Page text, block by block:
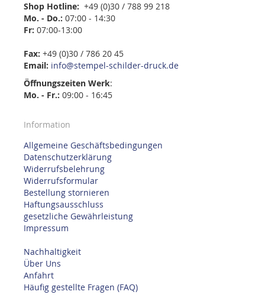
Shop Hotline: +49 (0)30 / 788 99 218
Mo. - Do.: 07:00 - 14:30
Fr: 07:00-13:00
Fax: +49 (0)30 / 786 20 45
Email: info@stempel-schilder-druck.de
Öffnungszeiten Werk:
Mo. - Fr.: 09:00 - 16:45
Information
Allgemeine Geschäftsbedingungen
Datenschutzerklärung
Widerrufsbelehrung
Widerrufsformular
Bestellung stornieren
Haftungsausschluss
gesetzliche Gewährleistung
Impressum
Nachhaltigkeit
Über Uns
Anfahrt
Häufig gestellte Fragen (FAQ)